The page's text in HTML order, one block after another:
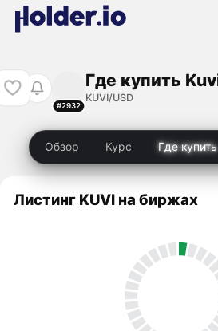
#2932
Где купить
KUVI/USD
Обзор Курс Где купить
Листинг KUVI на биржах